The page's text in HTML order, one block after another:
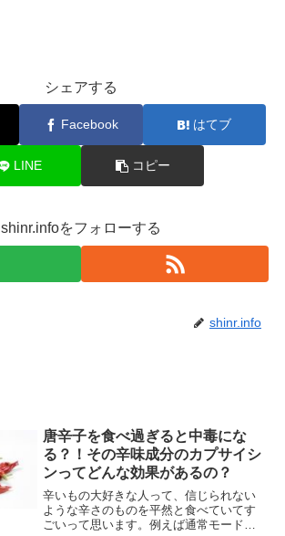
シェアする
Facebook はてブ
LINE コピー
shinr.infoをフォローする
shinr.info
唐辛子を食べ過ぎると中毒にな
る？！その辛味成分のカプサイシ
ンってどんな効果があるの？
辛いもの大好きな人って、信じられない
ような辛さのものを平然と食べていてす
ごいって思います。例えば通常モードで